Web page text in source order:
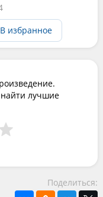
В избранное
лучшие
Поделиться: